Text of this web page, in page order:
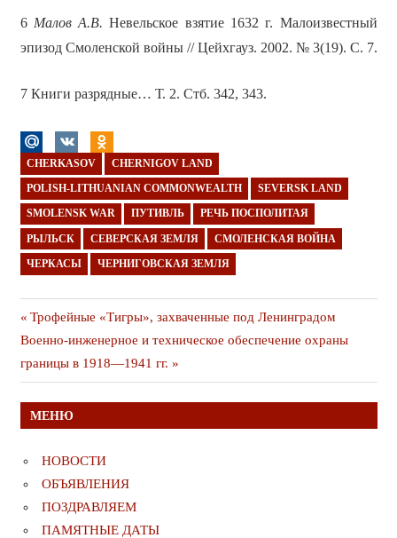
6 Малов А.В. Невельское взятие 1632 г. Малоизвестный
эпизод Смоленской войны // Цейхгауз. 2002. № 3(19). С. 7.
7 Книги разрядные… Т. 2. Стб. 342, 343.
CHERKASOV CHERNIGOV LAND
POLISH-LITHUANIAN COMMONWEALTH SEVERSK LAND
SMOLENSK WAR ПУТИВЛЬ РЕЧЬ ПОСПОЛИТАЯ
РЫЛЬСК СЕВЕРСКАЯ ЗЕМЛЯ СМОЛЕНСКАЯ ВОЙНА
ЧЕРКАСЫ ЧЕРНИГОВСКАЯ ЗЕМЛЯ
Навигация
по
записям
Предыдущая
публикация
Трофейные «Тигры», захваченные под Ленинградом
Следующая
публикация
Военно-инженерное и техническое обеспечение охраны
границы в 1918—1941 гг.
МЕНЮ
НОВОСТИ
ОБЪЯВЛЕНИЯ
ПОЗДРАВЛЯЕМ
ПАМЯТНЫЕ ДАТЫ